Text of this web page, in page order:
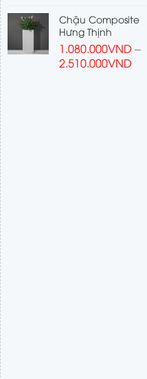
Chậu Composite
Hưng Thịnh
1.080.000VND–
2.510.000VND